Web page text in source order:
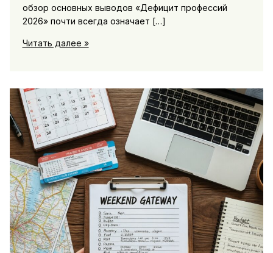
обзор основных выводов «Дефицит профессий
2026» почти всегда означает […]
Рынок
в
дефиците,
зарплаты,
переобучение
и
вакансии
в
районах
Читать далее »